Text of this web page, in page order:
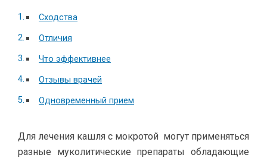
Сходства
Отличия
Что эффективнее
Отзывы врачей
Одновременный прием
Для лечения кашля с мокротой могут применяться
разные муколитические препараты обладающие